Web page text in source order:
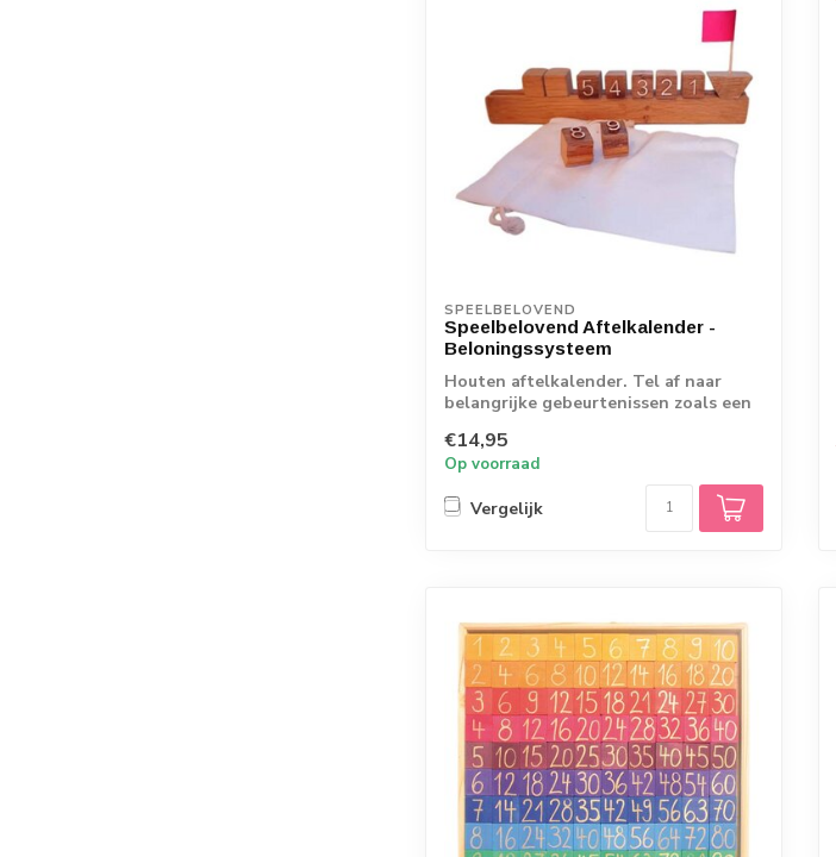
SPEELBELOVEND
Speelbelovend Aftelkalender -
Beloningssysteem
Houten aftelkalender. Tel af naar
belangrijke gebeurtenissen zoals een
€14,95
Op voorraad
Vergelijk